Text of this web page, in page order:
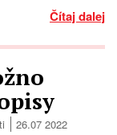
Čítaj dalej
26.07 2022